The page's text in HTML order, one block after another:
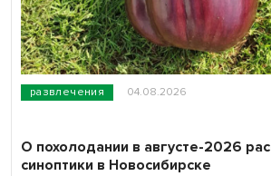
развлечения 04.08.2026
О похолодании в августе-2026
синоптики в Новосибирске